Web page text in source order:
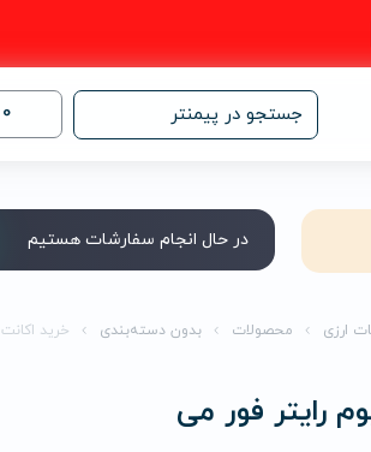
جستجو در پیمنتر 0
در حال انجام سفارشات هستیم
ارزی محصولات بدون دسته‌بندی خرید اکانت 1 هفته پرمیوم رایتر فور می